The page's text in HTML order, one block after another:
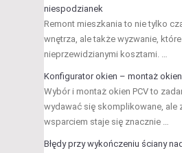
niespodzianek
Remont mieszkania to nie tylko
wnętrza, ale także wyzwanie,
nieprzewidzianymi kosztami. …
Konfigurator okien – montaż okien
Wybór i montaż okien PCV to
wydawać się skomplikowane, ale
wsparciem staje się znacznie …
Błędy przy wykończeniu ściany